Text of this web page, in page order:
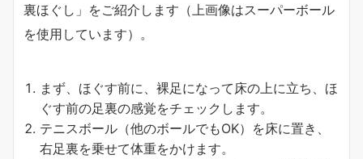
裏ほぐし」をご紹介します（上画像はスーパーボール
を使用しています）。
まず、ほぐす前に、裸足になって床の上に立ち、ほ
ぐす前の足裏の感覚をチェックします。
テニスボール（他のボールでもOK）を床に置き、
右足裏を乗せて体重をかけます。